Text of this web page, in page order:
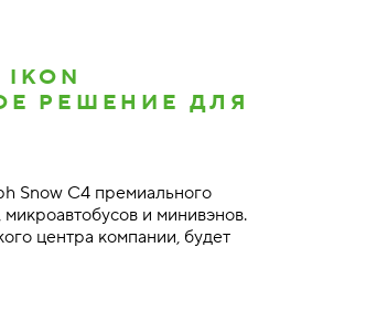
РЕШЕНИЕ ДЛЯ
Snow C4 премиального
и минивэнов.
центра компании, будет